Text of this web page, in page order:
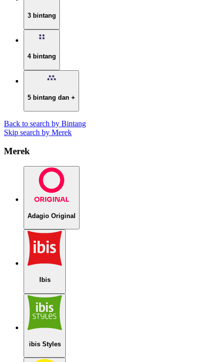
3 bintang
4 bintang
5 bintang dan +
Back to search by Bintang
Skip search by Merek
Merek
Adagio Original
Ibis
ibis Styles